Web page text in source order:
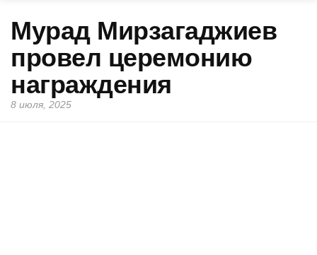
Мурад Мирзагаджиев
провел церемонию
награждения
8 июля, 2025